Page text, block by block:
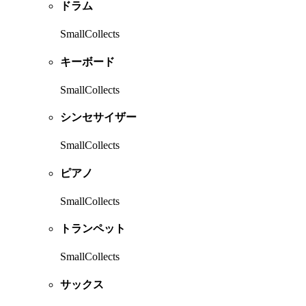
ドラム
SmallCollects
キーボード
SmallCollects
シンセサイザー
SmallCollects
ピアノ
SmallCollects
トランペット
SmallCollects
サックス